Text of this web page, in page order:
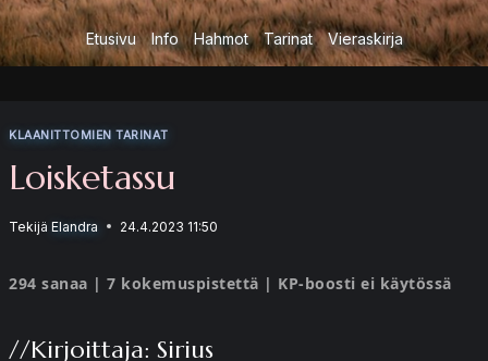
Etusivu Info Hahmot Tarinat Vieraskirja
KLAANITTOMIEN TARINAT
Loisketassu
Tekijä Elandra 24.4.2023 11:50
294 sanaa | 7 kokemuspistettä | KP-boosti ei käytössä
//Kirjoittaja: Sirius